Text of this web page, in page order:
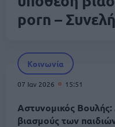
porn –
Κοινωνία
07 Ιαν 2026 15:51
Αστυνομικός Βουλής:
βιασμούς των